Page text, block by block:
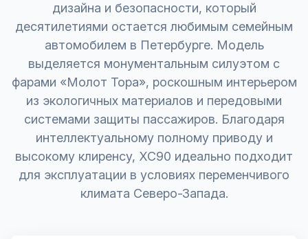
дизайна и безопасности, который
десятилетиями остается любимым семейным
автомобилем в Петербурге. Модель
выделяется монументальным силуэтом с
фарами «Молот Тора», роскошным интерьером
из экологичных материалов и передовыми
системами защиты пассажиров. Благодаря
интеллектуальному полному приводу и
высокому клиренсу, XC90 идеально подходит
для эксплуатации в условиях переменчивого
климата Северо-Запада.